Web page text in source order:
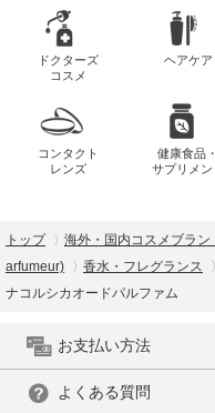
ドクターズ
コスメ
ヘアケア
コンタクト
レンズ
健康食品・
サプリメン
トップ 海外・国内コスメブラン
arfumeur)
香水・フレグランス
ナコルシカオードパルファム
お支払い方法
よくある質問